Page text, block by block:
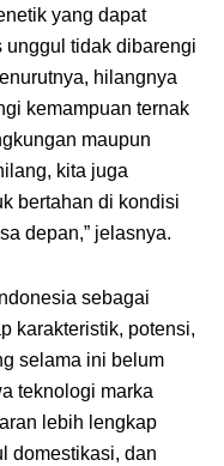
yang dapat
unggul tidak dibarengi
hilangnya
kemampuan ternak
maupun
kita juga
bertahan di kondisi
depan,” jelasnya.
sebagai
karakteristik, potensi,
selama ini belum
teknologi marka
lebih lengkap
domestikasi, dan